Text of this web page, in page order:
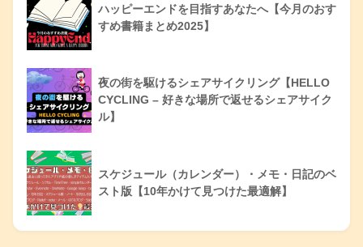
ハッピーエンドを目指すあなたへ【今月のおす
すめ書籍まとめ2025】
夜の街を駆けるシェアサイクリング【HELLO
CYCLING – 好きな場所で返せるシェアサイク
ル】
スケジュール（カレンダー）・メモ・日記のベ
スト版【10年かけて見つけた最適解】